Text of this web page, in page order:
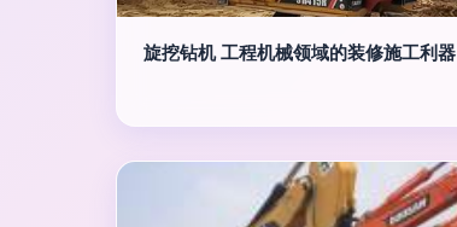
旋挖钻机 工程机械领域的装修施工利器